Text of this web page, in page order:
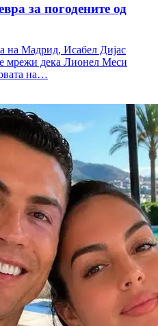
за погодените од
на Мадрид, Исабел Дијас
мрежи дека Лионел Меси
на…